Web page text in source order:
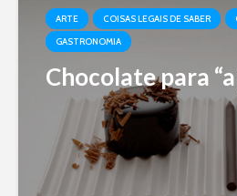
ARTE COISAS LEGAIS DE SABER
GASTRONOMIA
Chocolate para